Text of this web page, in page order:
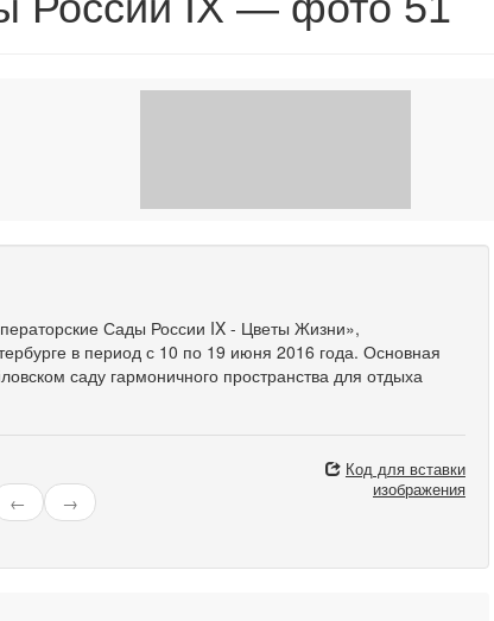
Сады России IX - Цветы Жизни»,
в период с 10 по 19 июня 2016 года. Основная
саду гармоничного пространства для отдыха
← →
Код для вставки
изображения